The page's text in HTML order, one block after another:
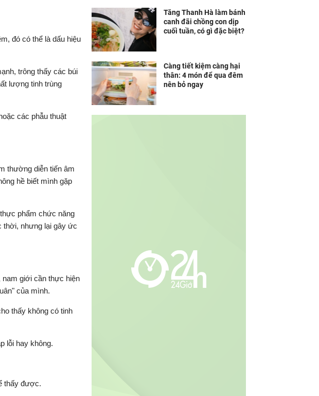
đó có thể là dấu hiệu
trông thấy các búi
lượng tinh trùng
các phẫu thuật
thường diễn tiến âm
hề biết mình gặp
phẩm chức năng
thời, nhưng lại gây ức
giới cần thực hiện
của mình.
thấy không có tinh
lỗi hay không.
thấy được.
Tăng Thanh Hà làm bánh
canh đãi chồng con dịp
cuối tuần, có gì đặc biệt?
Càng tiết kiệm càng hại
thân: 4 món để qua đêm
nên bỏ ngay